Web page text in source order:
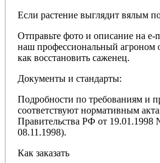
Если растение выглядит вялым
Отправьте фото и описание на e-
наш профессиональный агроном
как восстановить саженец.
Документы и стандарты:
Подробности по требованиям и
соответствуют нормативным
Правительства РФ от 19.01.1998
08.11.1998).
Как заказать